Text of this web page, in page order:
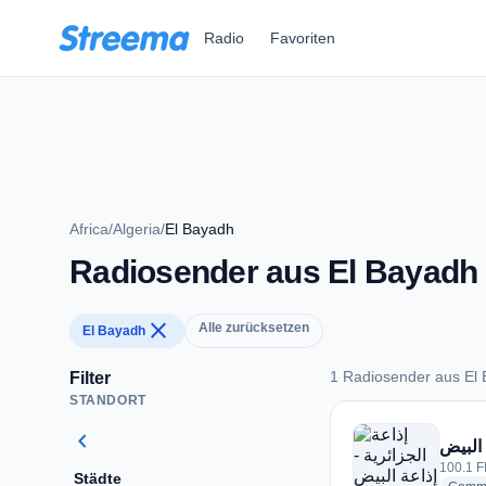
Radio Favoriten
Africa/Algeria/El Bayadh
Radiosender aus El Bayadh
El Bayadh close Alle zurücksetzen
Filter
STANDORT
chevron_left
Städte
1 Radiosender aus El
1 Radiosender aus
البيض
100.1